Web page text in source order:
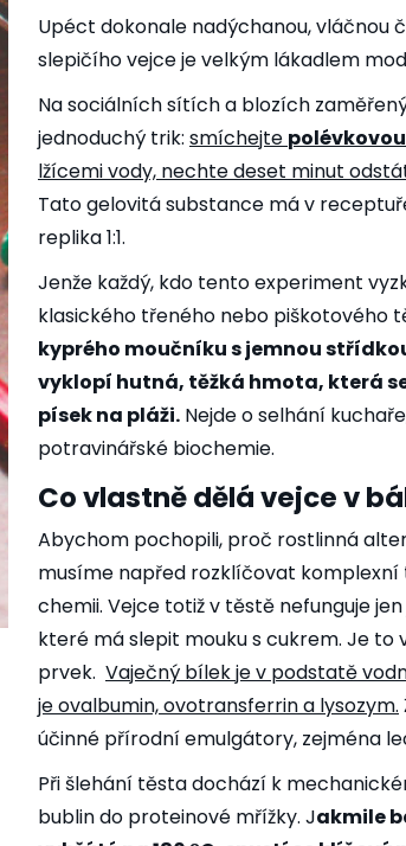
Upéct dokonale nadýchanou, vláčnou
slepičího vejce je velkým lákadlem
Na sociálních sítích a blozích
jednoduchý trik: smíchejte polévkovou
lžícemi vody, nechte deset minut
Tato gelovitá substance má v
replika 1:1.
Jenže každý, kdo tento experiment
klasického třeného nebo piškotového
kyprého moučníku s jemnou
vyklopí hutná, těžká hmota, která
písek na pláži. Nejde o selhání
potravinářské biochemie.
Co vlastně dělá vejce v
Abychom pochopili, proč rostlinná
musíme napřed rozklíčovat
chemii. Vejce totiž v těstě nefunguje
které má slepit mouku s cukrem. Je
prvek. Vaječný bílek je v podstatě
je ovalbumin, ovotransferrin a lysozym.
účinné přírodní emulgátory, zejména
Při šlehání těsta dochází k
bublin do proteinové mřížky. Jakmile